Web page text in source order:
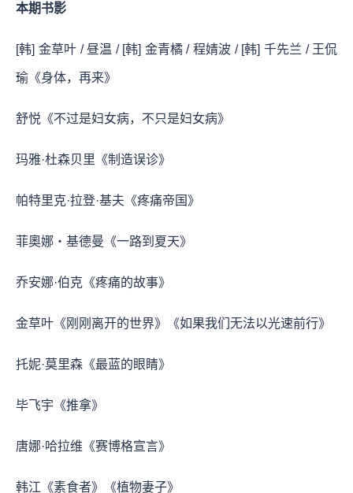
本期书影
[韩] 金草叶 / 昼温 / [韩] 金青橘 / 程婧波 / [韩] 千先兰 / 王侃
瑜《身体，再来》
舒悦《不过是妇女病，不只是妇女病》
玛雅·杜森贝里《制造误诊》
帕特里克·拉登·基夫《疼痛帝国》
菲奧娜・基德曼《一路到夏天》
乔安娜·伯克《疼痛的故事》
金草叶《刚刚离开的世界》《如果我们无法以光速前行》
托妮·莫里森《最蓝的眼睛》
毕飞宇《推拿》
唐娜·哈拉维《赛博格宣言》
韩江《素食者》《植物妻子》